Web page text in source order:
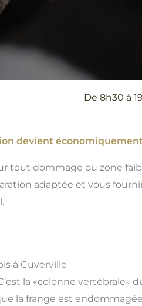
De 8h30 à
devient
tout dommage ou zone
adaptée et vous
à Cuverville
la «colonne vertébrale»
la frange est